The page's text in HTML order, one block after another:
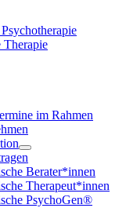
Therapie
im Rahmen
Berater*innen
Therapeut*innen
PsychoGen®